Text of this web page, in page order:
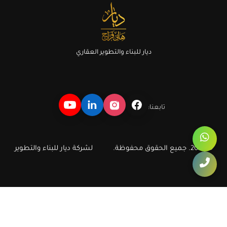
ديار للبناء والتطوير العقاري
تابعنا:
© 2026. جميع الحقوق محفوظة. لشركة ديار للبناء والتطوير